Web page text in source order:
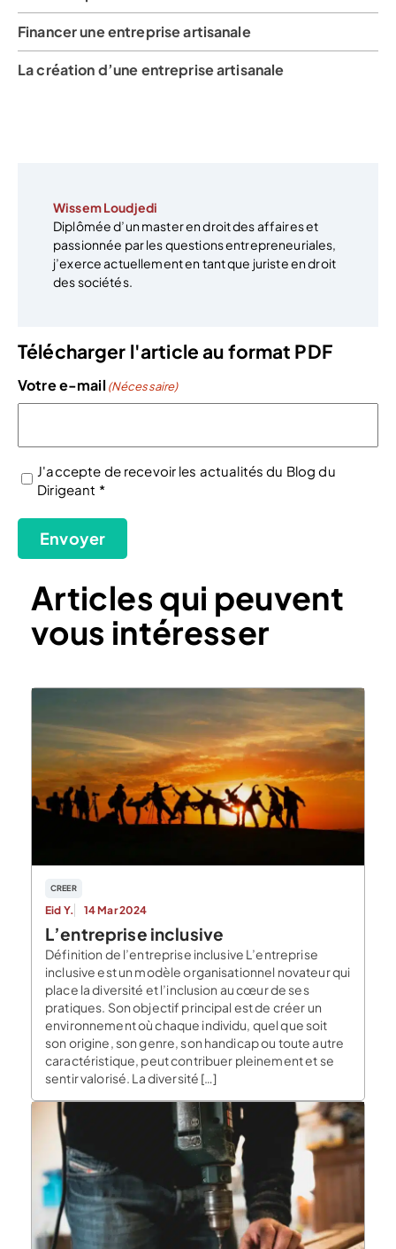
Financer une entreprise artisanale
La création d’une entreprise artisanale
Wissem Loudjedi
Diplômée d’un master en droit des affaires et
passionnée par les questions entrepreneuriales,
j’exerce actuellement en tant que juriste en droit
des sociétés.
Télécharger l'article au format PDF
Votre e-mail (Nécessaire)
(Nécessaire)
J'accepte de recevoir les actualités du Blog du
Dirigeant *
Envoyer
Articles qui peuvent
vous intéresser
CREER
Eid Y. 14 Mar 2024
L’entreprise inclusive
Définition de l’entreprise inclusive L’entreprise
inclusive est un modèle organisationnel novateur qui
place la diversité et l’inclusion au cœur de ses
pratiques. Son objectif principal est de créer un
environnement où chaque individu, quel que soit
son origine, son genre, son handicap ou toute autre
caractéristique, peut contribuer pleinement et se
sentir valorisé. La diversité […]